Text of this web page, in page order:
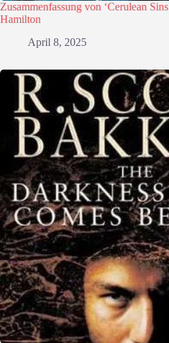
Zusammenfassung von ‘Cerulean
Hamilton
April 8, 2025